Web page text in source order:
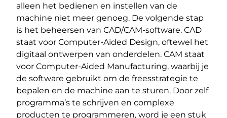
alleen het bedienen en instellen van de
machine niet meer genoeg. De volgende stap
is het beheersen van CAD/CAM-software. CAD
staat voor Computer-Aided Design, oftewel het
digitaal ontwerpen van onderdelen. CAM staat
voor Computer-Aided Manufacturing, waarbij je
de software gebruikt om de freesstrategie te
bepalen en de machine aan te sturen. Door zelf
programma’s te schrijven en complexe
producten te programmeren, word je een stuk